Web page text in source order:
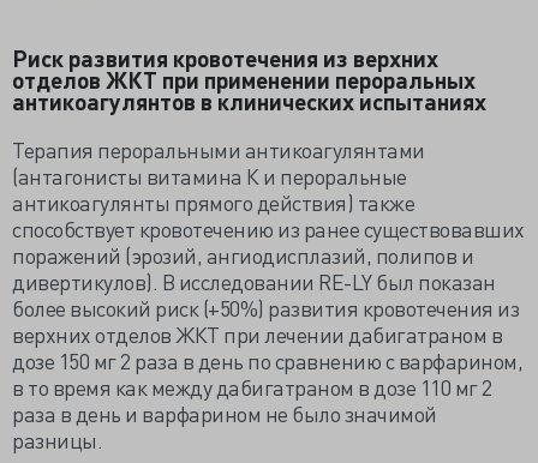
Риск развития кровотечения из верхних
отделов ЖКТ при применении пероральных
антикоагулянтов в клинических испытаниях
Терапия пероральными антикоагулянтами
(антагонисты витамина К и пероральные
антикоагулянты прямого действия) также
способствует кровотечению из ранее существовавших
поражений (эрозий, ангиодисплазий, полипов и
дивертикулов). В исследовании RE-LY был показан
более высокий риск (+50%) развития кровотечения из
верхних отделов ЖКТ при лечении дабигатраном в
дозе 150 мг 2 раза в день по сравнению с варфарином,
в то время как между дабигатраном в дозе 110 мг 2
раза в день и варфарином не было значимой
разницы.